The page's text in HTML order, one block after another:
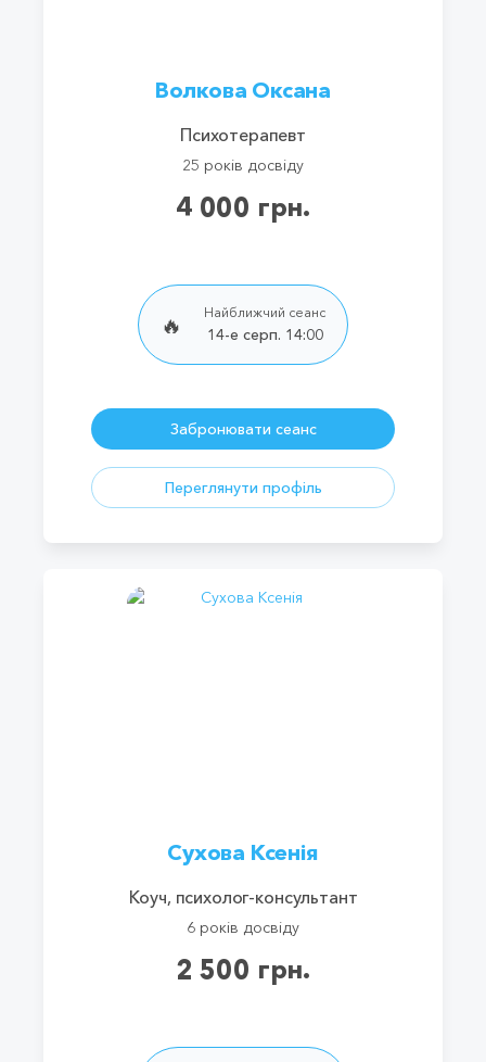
Волкова Оксана
Психотерапевт
25 років досвіду
4 000 грн.
🔥
Найближчий сеанс
14-е серп. 14:00
Забронювати сеанс
Переглянути профіль
Сухова Ксенія
Коуч, психолог-консультант
6 років досвіду
2 500 грн.